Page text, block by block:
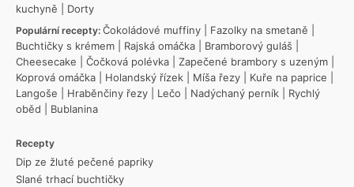
kuchyně
Dorty
Populární recepty: Čokoládové muffiny Fazolky na smetaně
Buchtičky s krémem
Rajská omáčka Bramborový guláš
Cheesecake
Čočková polévka Zapečené brambory s uzeným
Koprová omáčka
Holandský řízek Míša řezy Kuře na paprice
Langoše
Hraběnčiny řezy Lečo Nadýchaný perník
Rychlý
oběd
Bublanina
Recepty
Dip ze žluté pečené papriky
Slané trhací buchtičky